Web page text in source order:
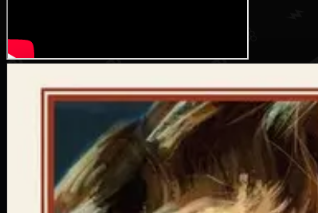
L.A. Noire
Даты выхода
17.05.2011, Xbox 360 :17.05.2011 08.11.2011,
Достижения / Трофеи